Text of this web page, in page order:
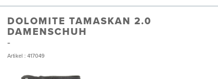
DOLOMITE TAMASKAN 2.0
DAMENSCHUH
Artikel : 417049